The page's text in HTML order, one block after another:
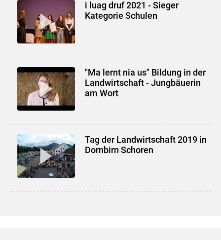
i luag druf 2021 - Sieger
Kategorie Schulen
"Ma lernt nia us" Bildung in der
Landwirtschaft - Jungbäuerin
am Wort
Tag der Landwirtschaft 2019 in
Dornbirn Schoren